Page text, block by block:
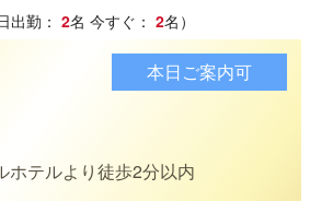
出勤： 2名 今すぐ： 2名）
ホテルより徒歩2分以内
本日ご案内可